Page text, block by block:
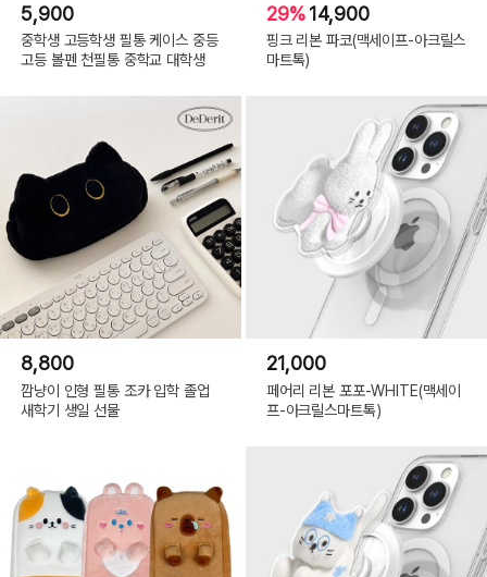
5,900
중학생 고등학생 필통 케이스 중등
고등 볼펜 천필통 중학교 대학생
29%14,900
핑크 리본 파코(맥세이프-아크릴스
마트톡)
8,800
깜냥이 인형 필통 조카 입학 졸업
새학기 생일 선물
21,000
페어리 리본 포포-WHITE(맥세이
프-아크릴스마트톡)